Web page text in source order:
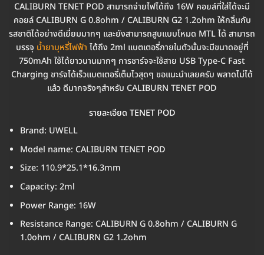
CALIBURN TENET POD สามารถจ่ายไฟได้ถึง 16W คอยล์ที่ใส่ได้จะมี
คอยล์ CALIBURN G 0.8ohm / CALIBURN G2 1.2ohm ให้กลิ่นกับ
รสชาติได้อย่างดีเยี่ยมมากๆ และยังสามารถสูบแบบโหมด MTL ได้ สามารถ
บรรจุ น้ำยาบุหรี่ไฟฟ้า ได้ถึง 2ml แบตเตอรี่ภายในตัวนั้นจะมีขนาดอยู่ที่
750mAh ใช้ได้ยาวนานมากๆ การชาร์จจะใช้สาย USB Type-C Fast
Charging ชาร์จได้เร็วแบตเตอรี่เต็มไวสุดๆ ขอแนะนำเลยครับ พลาดไม่ได้
แล้ว ดีมากจริงๆสำหรับ CALIBURN TENET POD
รายละเอียด TENET POD
Brand: UWELL
Model name: CALIBURN TENET POD
Size: 110.9*25.1*16.3mm
Capacity: 2ml
Power Range: 16W
Resistance Range: CALIBURN G 0.8ohm / CALIBURN G
1.0ohm / CALIBURN G2 1.2ohm